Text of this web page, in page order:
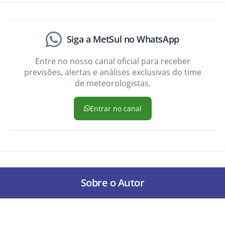
Siga a MetSul no WhatsApp
Entre no nosso canal oficial para receber
previsões, alertas e análises exclusivas do time
de meteorologistas.
Entrar no canal
Sobre o Autor